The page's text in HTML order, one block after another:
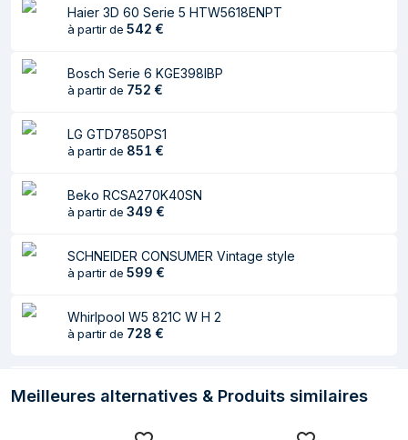
Emplacement du
compartiment à
Bas-placé
Capacité net du
congélateur
114 L
Capacité de
congélation
8 kg/24h
Autonomie en cas
de panne de
Nombre d'étoiles
(indique les
conservation)
4*
clayettes/bacs du
Haier 3D 60 Serie 5 HTW5618ENPT
à partir de 542 €
Bosch Serie 6 KGE398IBP
à partir de 752 €
LG GTD7850PS1
à partir de 851 €
Beko RCSA270K40SN
à partir de 349 €
​SCHNEIDER CONSUMER Vintage style
à partir de 599 €
Whirlpool W5 821C W H 2
à partir de 728 €
Meilleures alternatives & Produits similaires